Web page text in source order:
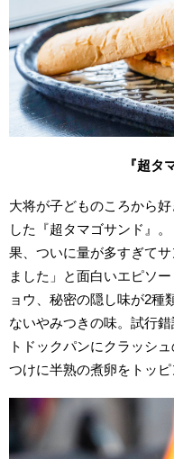
『超タ
大将が子どものころから
した『超タマゴサンド』
果、ついに量が多すぎて
ました」と面白いエピソ
ョウ、秘密の隠し味が2種
ないやみつきの味。試行
トドックパンにクラッシ
つけに半熟の煮卵をトッピ